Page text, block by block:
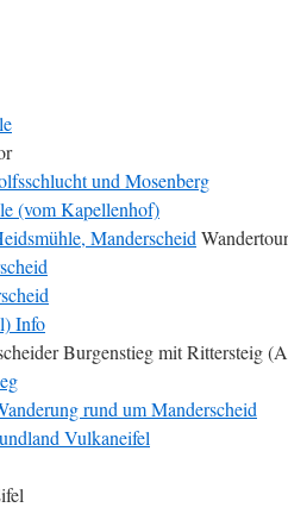
und Mosenberg
(vom Kapellenhof)
Manderscheid Wandertour
Info
Burgenstieg mit Rittersteig
rund um Manderscheid
Vulkaneifel